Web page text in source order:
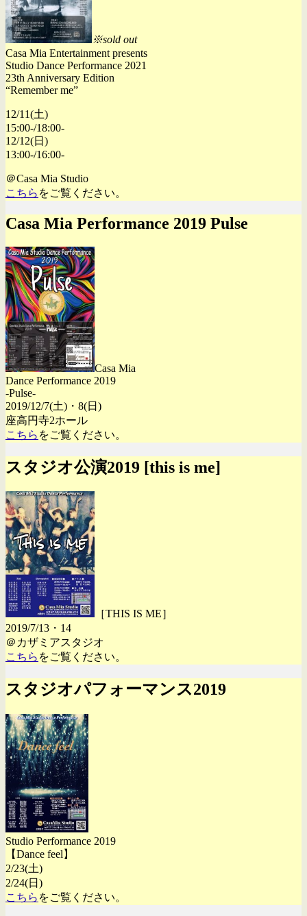
※sold out
Casa Mia Entertainment presents
Studio Dance Performance 2021
23th Anniversary Edition
“Remember me”
12/11(土)
15:00-/18:00-
12/12(日)
13:00-/16:00-
＠Casa Mia Studio
こちら をご覧ください。
Casa Mia Performance 2019 Pulse
Casa Mia
Dance Performance 2019
-Pulse-
2019/12/7(土)・8(日)
座高円寺2ホール
こちら をご覧ください。
スタジオ公演2019 [this is me]
［THIS IS ME］
2019/7/13・14
＠カザミアスタジオ
こちら をご覧ください。
スタジオパフォーマンス2019
Studio Performance 2019
【Dance feel】
2/23(土)
2/24(日)
こちら をご覧ください。